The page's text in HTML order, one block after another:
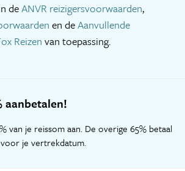
deANVR reizigersvoorwaarden,
en deAanvullende
Reizen van toepassing.
aanbetalen!
van je reissom aan. De overige 65% betaal
je vertrekdatum.